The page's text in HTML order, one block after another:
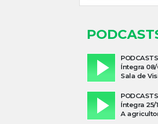
PODCASTS
Íntegra
PODCASTS
Íntegra 25/